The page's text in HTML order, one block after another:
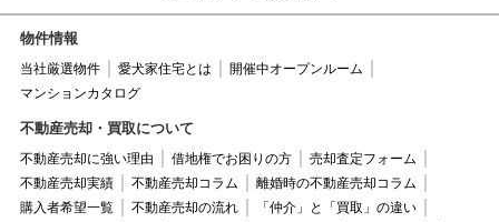
物件情報
当社厳選物件 愛犬家住宅とは
開催中オープンルーム
マンションカタログ
不動産売却・買取について
不動産売却に強い理由 借地権でお困りの方
売却査定フォーム
不動産売却実績
不動産売却コラム
離婚時の不動産売却コラム
購入者希望一覧
不動産売却の流れ
「仲介」と「買取」の違い